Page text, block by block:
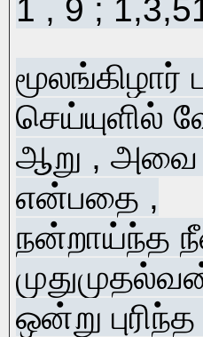
1 , 9 ;
மூலங்கிழார்
செய்யுளில்
ஆறு , அவை
என்பதை ,
நன்றாய்ந்த
ஒன்று